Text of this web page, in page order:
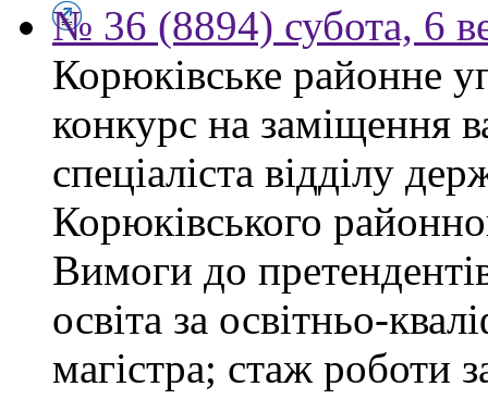
№ 36 (8894) субота, 6
Корюківське районне
конкурс на заміщення
спеціаліста відділу
Корюківського
Вимоги до
освіта за освітньо-
магістра; стаж роботи